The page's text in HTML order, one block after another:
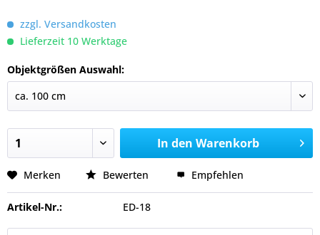
zzgl. Versandkosten
Lieferzeit 10 Werktage
Objektgrößen Auswahl:
In den Warenkorb
Merken Bewerten Empfehlen
Artikel-Nr.: ED-18